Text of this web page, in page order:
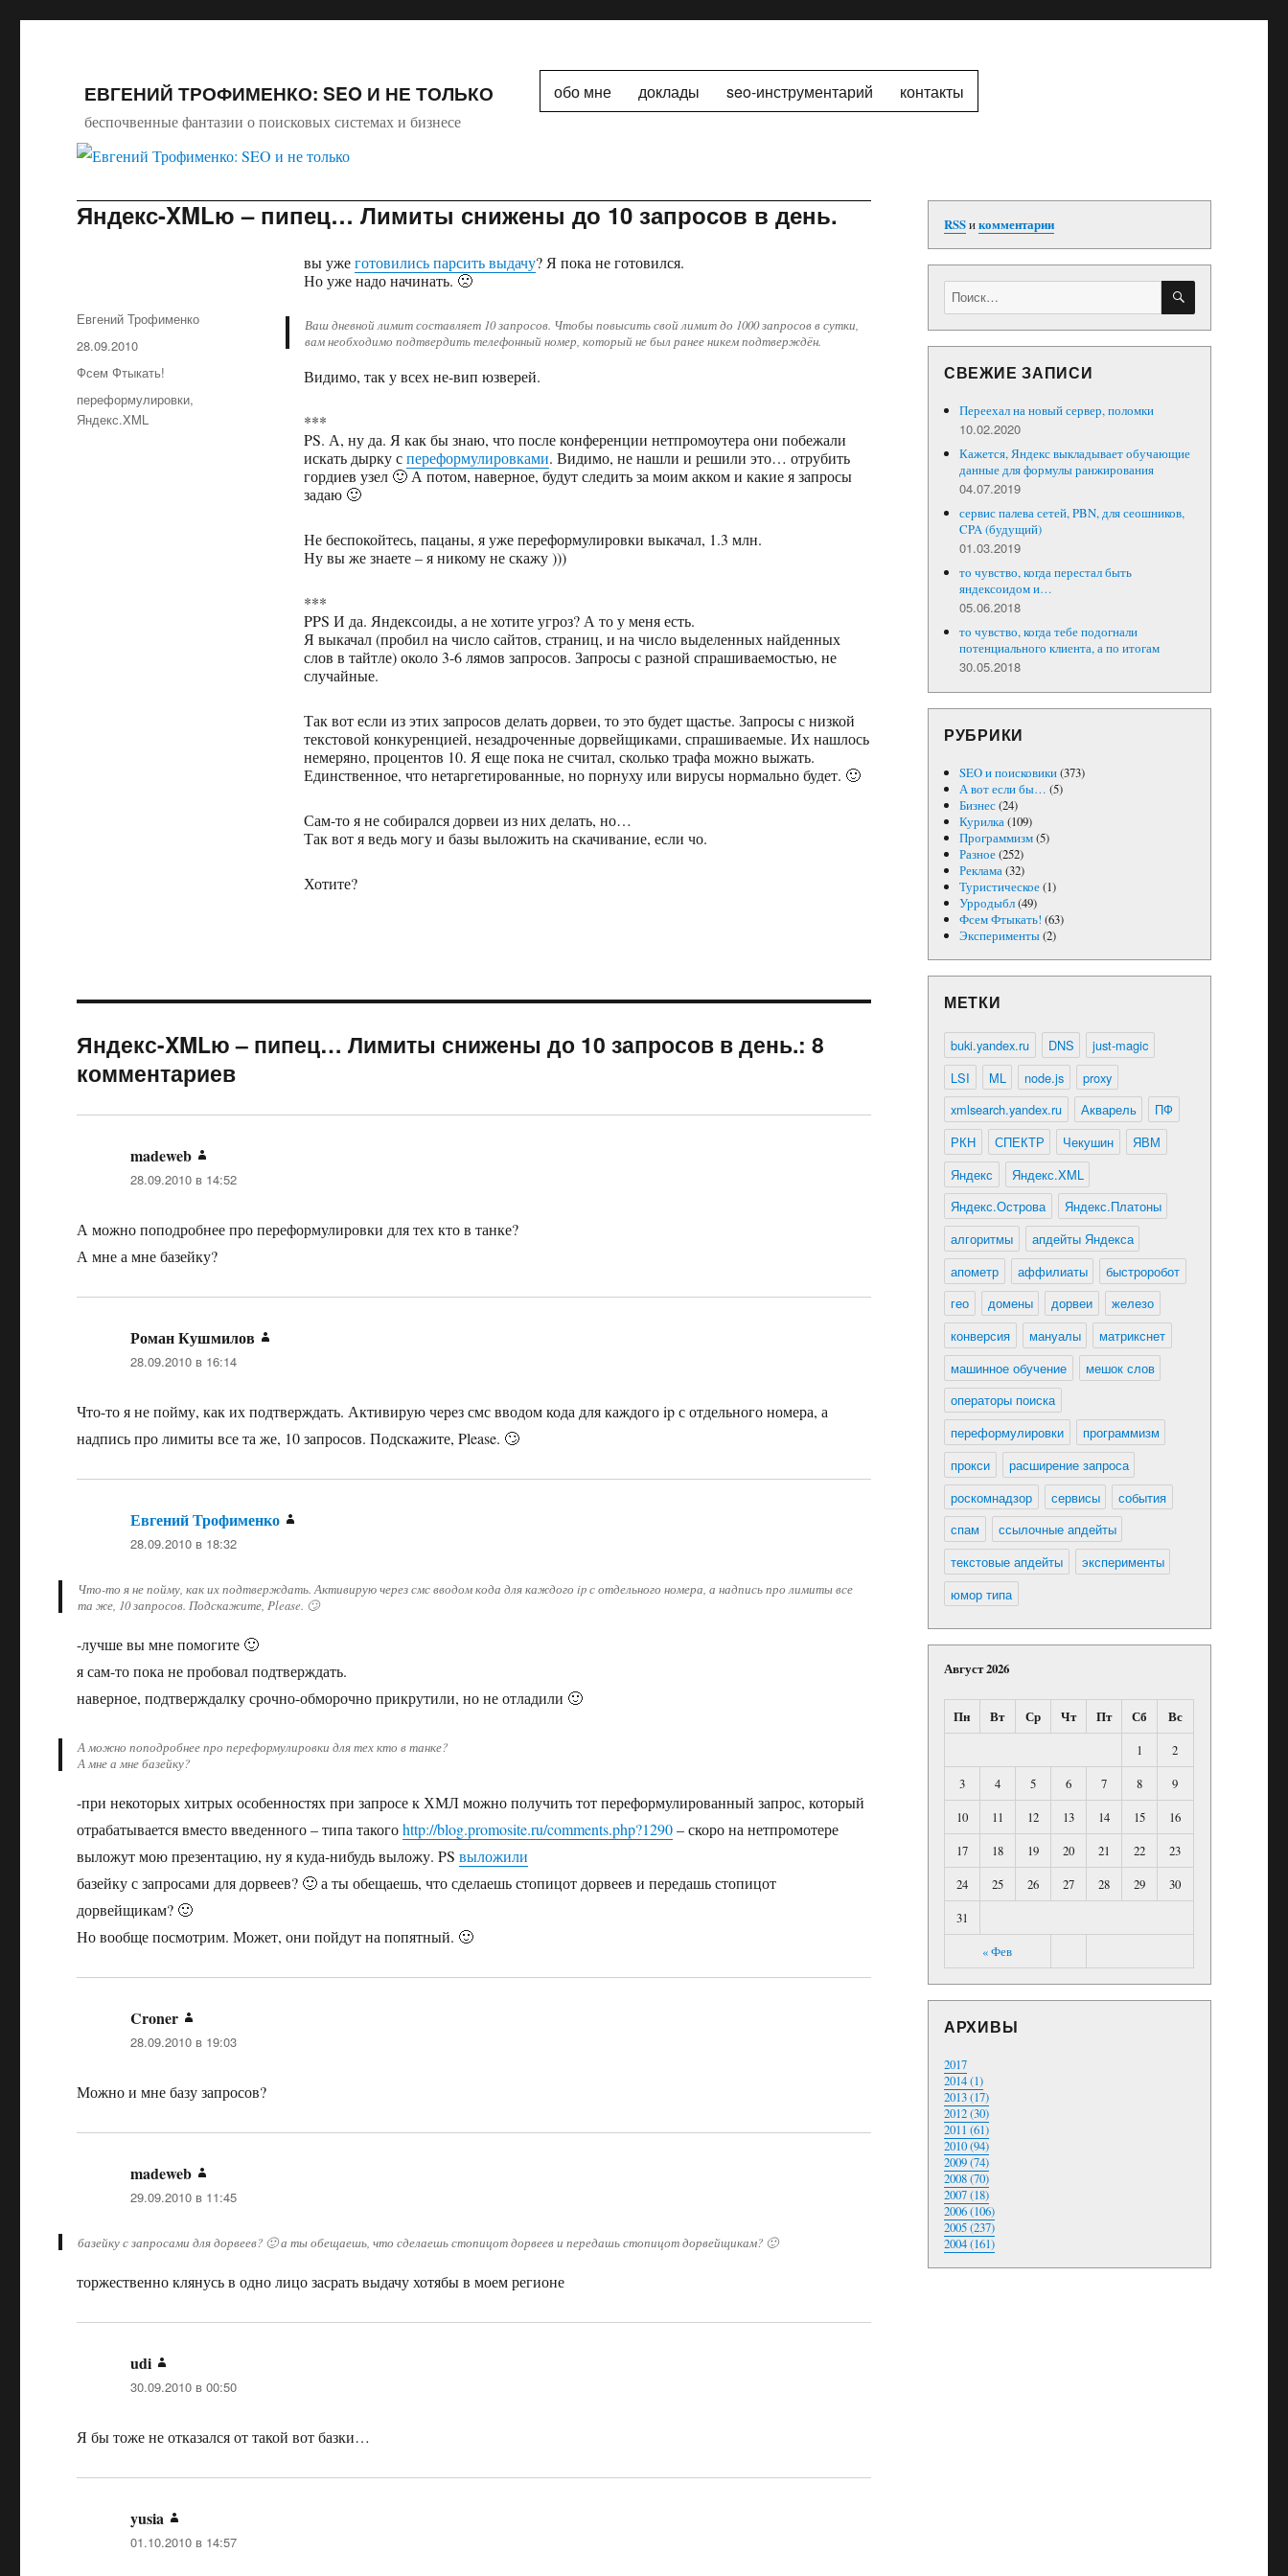
ЕВГЕНИЙ ТРОФИМЕНКО: SEO И НЕ ТОЛЬКО
беспочвенные фантазии о поисковых системах и бизнесе
обо мне доклады seo-инструментарий контакты
Яндекс-XMLю – пипец… Лимиты снижены до 10 запросов в день.
вы ужеготовились парсить выдачу? Я пока не готовился.
Но уже надо начинать. 🙁
Ваш дневной лимит составляет 10 запросов. Чтобы повысить свой лимит до 1000 запросов в сутки,
вам необходимо подтвердить телефонный номер, который не был ранее никем подтверждён.
Видимо, так у всех не-вип юзверей.
***
PS. А, ну да. Я как бы знаю, что после конференции нетпромоутера они побежали
искать дырку спереформулировками. Видимо, не нашли и решили это… отрубить
гордиев узел 🙂 А потом, наверное, будут следить за моим акком и какие я запросы
задаю 🙂
Не беспокойтесь, пацаны, я уже переформулировки выкачал, 1.3 млн.
Ну вы же знаете – я никому не скажу )))
***
PPS И да. Яндексоиды, а не хотите угроз? А то у меня есть.
Я выкачал (пробил на число сайтов, страниц, и на число выделенных найденных
слов в тайтле) около 3-6 лямов запросов. Запросы с разной спрашиваемостью, не
случайные.
Так вот если из этих запросов делать дорвеи, то это будет щастье. Запросы с низкой
текстовой конкуренцией, незадроченные дорвейщиками, спрашиваемые. Их нашлось
немеряно, процентов 10. Я еще пока не считал, сколько трафа можно выжать.
Единственное, что нетаргетированные, но порнуху или вирусы нормально будет. 🙂
Сам-то я не собирался дорвеи из них делать, но…
Так вот я ведь могу и базы выложить на скачивание, если чо.
Хотите?
Автор
Евгений Трофименко
Опубликовано
28.09.2010
Рубрики
Фсем Фтыкать!
Метки
переформулировки,
Яндекс.XML
Яндекс-XMLю – пипец… Лимиты снижены до 10 запросов в день.: 8
комментариев
madeweb
28.09.2010 в 14:52
А можно поподробнее про переформулировки для тех кто в танке?
А мне а мне базейку?
Роман Кушмилов
28.09.2010 в 16:14
Что-то я не пойму, как их подтверждать. Активирую через смс вводом кода для каждого ip с отдельного номера, а
надпись про лимиты все та же, 10 запросов. Подскажите, Please. 🙄
Евгений Трофименко
28.09.2010 в 18:32
Что-то я не пойму, как их подтверждать. Активирую через смс вводом кода для каждого ip с отдельного номера, а надпись про лимиты все
та же, 10 запросов. Подскажите, Please. 🙄
-лучше вы мне помогите 🙂
я сам-то пока не пробовал подтверждать.
наверное, подтверждалку срочно-обморочно прикрутили, но не отладили 🙂
А можно поподробнее про переформулировки для тех кто в танке?
А мне а мне базейку?
-при некоторых хитрых особенностях при запросе к ХМЛ можно получить тот переформулированный запрос, который
отрабатывается вместо введенного – типа такогоhttp://blog.promosite.ru/comments.php?1290– скоро на нетпромотере
выложут мою презентацию, ну я куда-нибудь выложу. PSвыложили
базейку с запросами для дорвеев? 🙂 а ты обещаешь, что сделаешь стопицот дорвеев и передашь стопицот
дорвейщикам? 🙂
Но вообще посмотрим. Может, они пойдут на попятный. 🙂
Croner
28.09.2010 в 19:03
Можно и мне базу запросов?
madeweb
29.09.2010 в 11:45
базейку с запросами для дорвеев? 🙂 а ты обещаешь, что сделаешь стопицот дорвеев и передашь стопицот дорвейщикам? 🙂
торжественно клянусь в одно лицо засрать выдачу хотябы в моем регионе
udi
30.09.2010 в 00:50
Я бы тоже не отказался от такой вот базки…
yusia
01.10.2010 в 14:57
RSSикомментарии
Искать: ПОИСК
СВЕЖИЕ ЗАПИСИ
Переехал на новый сервер, поломки
10.02.2020
Кажется, Яндекс выкладывает обучающие
данные для формулы ранжирования
04.07.2019
сервис палева сетей, PBN, для сеошников,
CPA (будущий)
01.03.2019
то чувство, когда перестал быть
яндексоидом и…
05.06.2018
то чувство, когда тебе подогнали
потенциального клиента, а по итогам
30.05.2018
РУБРИКИ
SEO и поисковики(373)
А вот если бы… (5)
Бизнес(24)
Курилка(109)
Программизм(5)
Разное(252)
Реклама(32)
Туристическое(1)
Урродыбл(49)
Фсем Фтыкать! (63)
Эксперименты(2)
МЕТКИ
buki.yandex.ru DNS
just-magic
LSI
ML node.js
proxy
xmlsearch.yandex.ru
Акварель
ПФ
РКН
СПЕКТР Чекушин
ЯВМ
Яндекс
Яндекс.XML
Яндекс.Острова
Яндекс.Платоны
алгоритмы
апдейты Яндекса
апометр
аффилиаты
быстроробот
гео
домены дорвеи
железо
конверсия
мануалы
матрикснет
машинное обучение
мешок слов
операторы поиска
переформулировки
программизм
прокси
расширение запроса
роскомнадзор
сервисы
события
спам
ссылочные апдейты
текстовые апдейты
эксперименты
юмор типа
Август 2026
Пн Вт Ср Чт Пт Сб Вс
« Фев
1
2
3
4 5 6 7 8
9
10
11 12 13 14 15
16
17
18 19 20 21 22
23
24
25 26 27 28 29
30
31
АРХИВЫ
2017
2014 (1)
2013 (17)
2012 (30)
2011 (61)
2010 (94)
2009 (74)
2008 (70)
2007 (18)
2006 (106)
2005 (237)
2004 (161)